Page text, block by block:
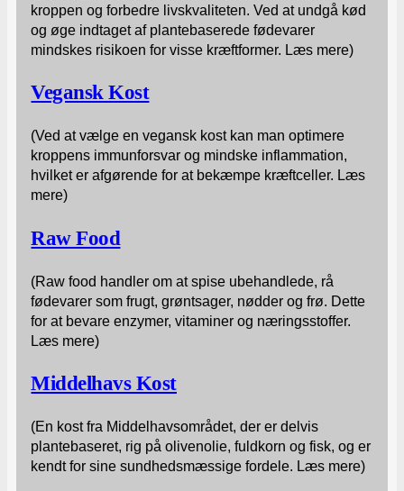
kroppen og forbedre livskvaliteten. Ved at undgå kød
og øge indtaget af plantebaserede fødevarer
mindskes risikoen for visse kræftformer. Læs mere)
Vegansk Kost
(Ved at vælge en vegansk kost kan man optimere
kroppens immunforsvar og mindske inflammation,
hvilket er afgørende for at bekæmpe kræftceller. Læs
mere)
Raw Food
(Raw food handler om at spise ubehandlede, rå
fødevarer som frugt, grøntsager, nødder og frø. Dette
for at bevare enzymer, vitaminer og næringsstoffer.
Læs mere)
Middelhavs Kost
(En kost fra Middelhavsområdet, der er delvis
plantebaseret, rig på olivenolie, fuldkorn og fisk, og er
kendt for sine sundhedsmæssige fordele. Læs mere)